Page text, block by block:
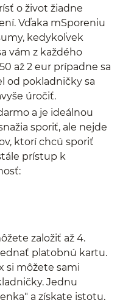
o život žiadne
Vďaka mSporeniu
kedykoľvek
vám z každého
až 2 eur prípadne sa
od pokladničky sa
úročiť.
a je ideálnou
sporiť, ale nejde
ktorí chcú sporiť
prístup k
založiť až 4.
platobnú kartu.
si môžete sami
Jednu
a získate istotu,